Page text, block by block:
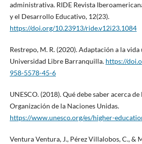
administrativa. RIDE Revista
y el Desarrollo Educativo, 12(23).
https://doi.org/10.23913/ride.v12i23.1084
Restrepo, M. R. (2020). Adaptación a la
Universidad Libre Barranquilla. https://
958-5578-45-6
UNESCO. (2018). Qué debe saber acerca
Organización de la Naciones Unidas.
https://www.unesco.org/es/higher-
Ventura Ventura, J., Pérez Villalobos, C., &